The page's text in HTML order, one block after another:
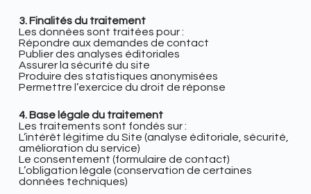
3. Finalités du traitement
Les données sont traitées pour :
Répondre aux demandes de contact
Publier des analyses éditoriales
Assurer la sécurité du site
Produire des statistiques anonymisées
Permettre l’exercice du droit de réponse
4. Base légale du traitement
Les traitements sont fondés sur :
L’intérêt légitime du Site (analyse éditoriale, sécurité,
amélioration du service)
Le consentement (formulaire de contact)
L’obligation légale (conservation de certaines
données techniques)